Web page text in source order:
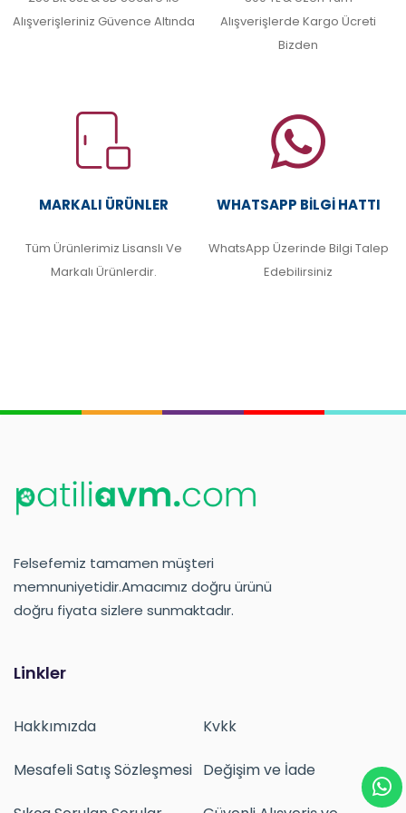
Alışverişleriniz Güvence Altında
Alışverişlerde Kargo Ücreti
Bizden
MARKALI ÜRÜNLER
Tüm Ürünlerimiz Lisanslı Ve
Markalı Ürünlerdir.
WHATSAPP BILGI HATTI
WhatsApp Üzerinde Bilgi Talep
Edebilirsiniz
Felsefemiz tamamen müşteri
memnuniyetidir.Amacımız doğru ürünü
doğru fiyata sizlere sunmaktadır.
Linkler
Hakkımızda Kvkk
Mesafeli Satış Sözleşmesi Değişim ve İade